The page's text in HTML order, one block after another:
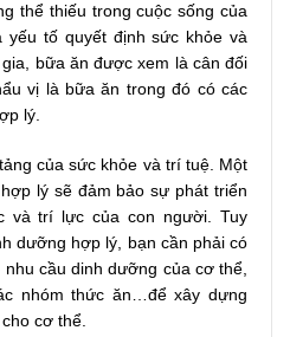
thể thiếu trong cuộc sống của
tố quyết định sức khỏe và
bữa ăn được xem là cân đối
vị là bữa ăn trong đó có các
lý.
của sức khỏe và trí tuệ. Một
lý sẽ đảm bảo sự phát triển
và trí lực của con người. Tuy
dưỡng hợp lý, bạn cần phải có
cầu dinh dưỡng của cơ thể,
nhóm thức ăn…để xây dựng
cơ thể.